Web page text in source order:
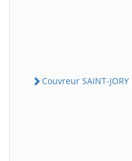
Couvreur SAINT-JORY